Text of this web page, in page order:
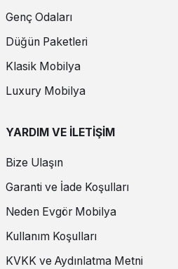
Genç Odaları
Düğün Paketleri
Klasik Mobilya
Luxury Mobilya
YARDIM VE İLETİŞİM
Bize Ulaşın
Garanti ve İade Koşulları
Neden Evgör Mobilya
Kullanım Koşulları
KVKK ve Aydınlatma Metni